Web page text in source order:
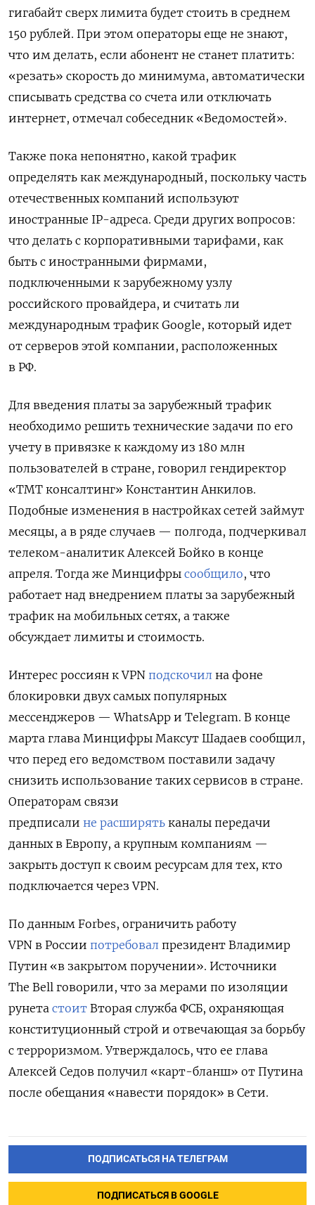
гигабайт сверх лимита будет стоить в среднем
150 рублей. При этом операторы еще не знают,
что им делать, если абонент не станет платить:
«резать» скорость до минимума, автоматически
списывать средства со счета или отключать
интернет, отмечал собеседник «Ведомостей».
Также пока непонятно, какой трафик
определять как международный, поскольку часть
отечественных компаний используют
иностранные IP-адреса. Среди других вопросов:
что делать с корпоративными тарифами, как
быть с иностранными фирмами,
подключенными к зарубежному узлу
российского провайдера, и считать ли
международным трафик Google, который идет
от серверов этой компании, расположенных
в РФ.
Для введения платы за зарубежный трафик
необходимо решить технические задачи по его
учету в привязке к каждому из 180 млн
пользователей в стране, говорил гендиректор
«ТМТ консалтинг» Константин Анкилов.
Подобные изменения в настройках сетей займут
месяцы, а в ряде случаев — полгода, подчеркивал
телеком-аналитик Алексей Бойко в конце
апреля. Тогда же Минцифры сообщило, что
работает над внедрением платы за зарубежный
трафик на мобильных сетях, а также
обсуждает лимиты и стоимость.
Интерес россиян к VPN подскочил на фоне
блокировки двух самых популярных
мессенджеров — WhatsApp и Telegram. В конце
марта глава Минцифры Максут Шадаев сообщил,
что перед его ведомством поставили задачу
снизить использование таких сервисов в стране.
Операторам связи
предписали не расширять каналы передачи
данных в Европу, а крупным компаниям —
закрыть доступ к своим ресурсам для тех, кто
подключается через VPN.
По данным Forbes, ограничить работу
VPN в России потребовал президент Владимир
Путин «в закрытом поручении». Источники
The Bell говорили, что за мерами по изоляции
рунета стоит Вторая служба ФСБ, охраняющая
конституционный строй и отвечающая за борьбу
с терроризмом. Утверждалось, что ее глава
Алексей Седов получил «карт-бланш» от Путина
после обещания «навести порядок» в Сети.
ПОДПИСАТЬСЯ НА ТЕЛЕГРАМ
ПОДПИСАТЬСЯ В GOOGLE